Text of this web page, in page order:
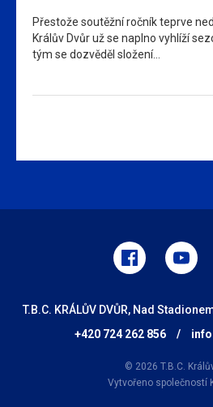
Přestože soutěžní ročník teprve
Králův Dvůr už se naplno vyhlíží
tým se dozvěděl složení…
T.B.C. KRÁLŮV DVŮR, Nad
+420 724 262 856
/
© 2026 T.B.C.
Vytvořeno společností